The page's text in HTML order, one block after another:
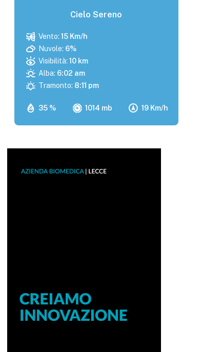
Cielo Sereno
35 % 1014 mb 19 Km/h
Vento: 15 Km/h
Nuvole: 6%
Visibilità: 10 km
Alba: 6:02 am
Tramonto: 8:11 pm